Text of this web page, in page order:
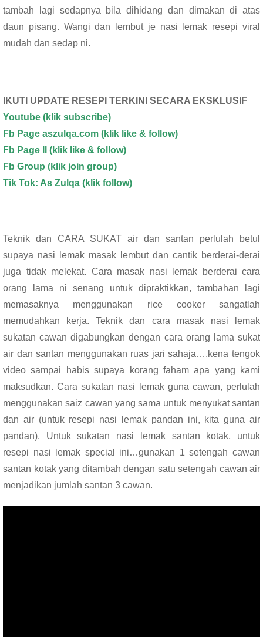
o
o
k
A
p
p
tambah lagi sedapnya bila dihidang dan dimakan di atas
daun pisang. Wangi dan lembut je nasi lemak resepi viral
mudah dan sedap ni.
IKUTI UPDATE RESEPI TERKINI SECARA EKSKLUSIF
Youtube (klik subscribe)
Fb Page aszulqa.com (klik like & follow)
Fb Page II (klik like & follow)
Fb Group (klik join group)
Tik Tok: As Zulqa (klik follow)
Teknik dan CARA SUKAT air dan santan perlulah betul
supaya nasi lemak masak lembut dan cantik berderai-derai
juga tidak melekat. Cara masak nasi lemak berderai cara
orang lama ni senang untuk dipraktikkan, tambahan lagi
memasaknya menggunakan rice cooker sangatlah
memudahkan kerja. Teknik dan cara masak nasi lemak
sukatan cawan digabungkan dengan cara orang lama sukat
air dan santan menggunakan ruas jari sahaja….kena tengok
video sampai habis supaya korang faham apa yang kami
maksudkan. Cara sukatan nasi lemak guna cawan, perlulah
menggunakan saiz cawan yang sama untuk menyukat santan
dan air (untuk resepi nasi lemak pandan ini, kita guna air
pandan). Untuk sukatan nasi lemak santan kotak, untuk
resepi nasi lemak special ini…gunakan 1 setengah cawan
santan kotak yang ditambah dengan satu setengah cawan air
menjadikan jumlah santan 3 cawan.